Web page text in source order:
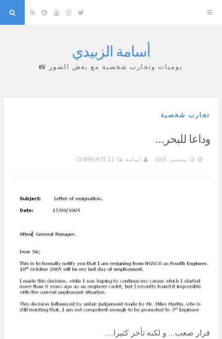
Twitter
Instagram
YouTube
Snapchat
RSS
أسامة الزبيدي
يوميات وتجارب شخصية مع بعض الصور 📸
تجارب شخصية
وداعا للبحر…
18 سبتمبر 2005 أسامة 21 COMMENTS
قرار صعب… و لكنه تأخر كثيرا….